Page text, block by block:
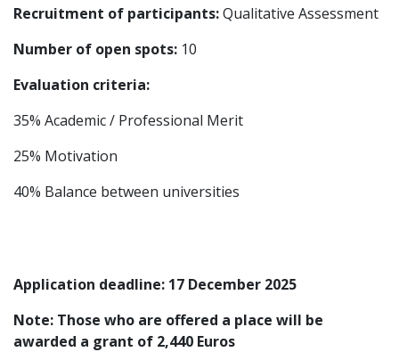
Recruitment of participants:Qualitative Assessment
Number of open spots: 10
Evaluation criteria:
35% Academic / Professional Merit
25% Motivation
40% Balance between universities
Application deadline: 17 December 2025
Note: Those who are offered a place will be
awarded a grant of 2,440 Euros